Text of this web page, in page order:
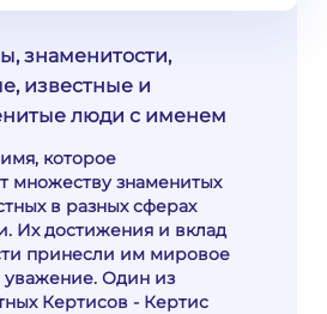
знаменитости,
известные и
люди с именем
которое
множеству знаменитых
в разных сферах
Их достижения и вклад
принесли им мировое
уважение. Один из
Кертисов - Кертис